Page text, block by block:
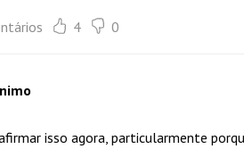
4 0
isso agora, particularmente